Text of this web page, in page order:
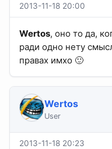
2013-11-18 20:00
Wertos, оно то да,
ради одно нету
правах имхо 🙂
Wertos
User
2013-11-18 20:23